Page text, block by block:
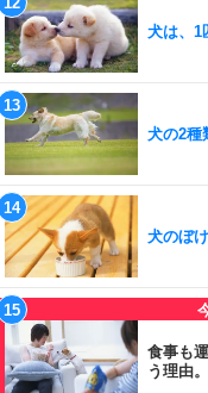
犬は、1
犬の2種
犬のぼ
食事も
う理由。